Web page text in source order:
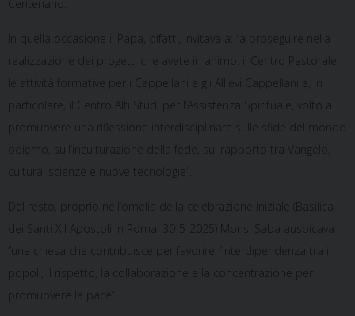
Centenario.
In quella occasione il Papa, difatti, invitava a: “a proseguire nella
realizzazione dei progetti che avete in animo: il Centro Pastorale,
le attività formative per i Cappellani e gli Allievi Cappellani e, in
particolare, il Centro Alti Studi per l’Assistenza Spirituale, volto a
promuovere una riflessione interdisciplinare sulle sfide del mondo
odierno, sull’inculturazione della fede, sul rapporto tra Vangelo,
cultura, scienze e nuove tecnologie”.
Del resto, proprio nell’omelia della celebrazione iniziale (Basilica
dei Santi XII Apostoli in Roma, 30-5-2025) Mons. Saba auspicava
“una chiesa che contribuisce per favorire l’interdipendenza tra i
popoli, il rispetto, la collaborazione e la concentrazione per
promuovere la pace”.